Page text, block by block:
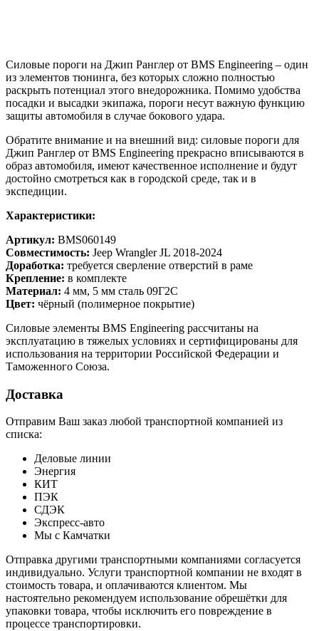
Силовые пороги на Джип Ранглер от BMS Engineering – один
из элементов тюнинга, без которых сложно полностью
раскрыть потенциал этого внедорожника. Помимо удобства
посадки и высадки экипажа, пороги несут важную функцию
защиты автомобиля в случае бокового удара.
Обратите внимание и на внешний вид: силовые пороги для
Джип Ранглер от BMS Engineering прекрасно вписываются в
образ автомобиля, имеют качественное исполнение и будут
достойно смотреться как в городской среде, так и в
экспедиции.
Характеристики:
Артикул: BMS060149
Совместимость: Jeep Wrangler JL 2018-2024
Доработка: требуется сверление отверстий в раме
Крепление: в комплекте
Материал: 4 мм, 5 мм сталь 09Г2С
Цвет: чёрный (полимерное покрытие)
Силовые элементы BMS Engineering рассчитаны на
эксплуатацию в тяжелых условиях и сертифицированы для
использования на территории Российской Федерации и
Таможенного Союза.
Доставка
Отправим Ваш заказ любой транспортной компанией из
списка:
Деловые линии
Энергия
КИТ
ПЭК
СДЭК
Экспресс-авто
Мы с Камчатки
Отправка другими транспортными компаниями согласуется
индивидуально. Услуги транспортной компании не входят в
стоимость товара, и оплачиваются клиентом. Мы
настоятельно рекомендуем использование обрешётки для
упаковки товара, чтобы исключить его повреждение в
процессе транспортировки.